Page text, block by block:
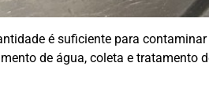
é suficiente para
de água, coleta e tratamento